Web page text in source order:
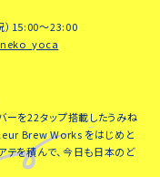
）15:00～23:00
ーを22タップ搭載したうみね
Brew Works をはじめと
テを積んで、今日も日本のど